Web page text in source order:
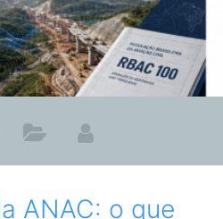
ANAC: o que